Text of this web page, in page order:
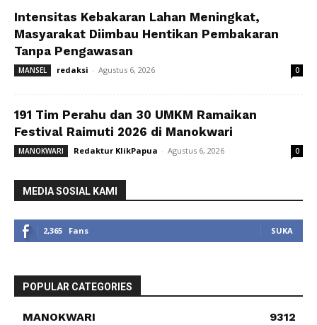
Intensitas Kebakaran Lahan Meningkat,
Masyarakat Diimbau Hentikan Pembakaran
Tanpa Pengawasan
MANSEL redaksi - Agustus 6, 2026 0
191 Tim Perahu dan 30 UMKM Ramaikan
Festival Raimuti 2026 di Manokwari
MANOKWARI Redaktur KlikPapua - Agustus 6, 2026 0
MEDIA SOSIAL KAMI
2,365 Fans SUKA
POPULAR CATEGORIES
MANOKWARI
9312